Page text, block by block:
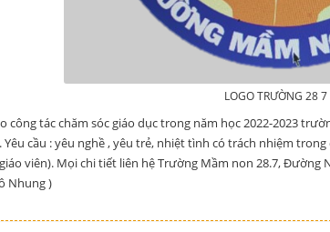
LOGO TRƯỜNG 28 7
công tác chăm sóc giáo dục trong năm học 2022-2023
cầu : yêu nghề , yêu trẻ, nhiệt tình có trách nhiệm
viên). Mọi chi tiết liên hệ Trường Mầm non 28.7, Đường
Nhung )